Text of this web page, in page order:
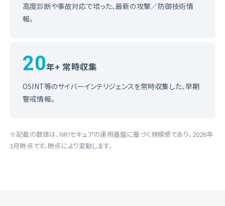
高度診断や事故対応で培った、最新の攻撃／防御技術情
報。
20年+ 常時収集
OSINT等のサイバーインテリジェンスを常時収集した、早期
警戒情報。
※記載の数値は、NRIセキュアの運用基盤に基づく規模感であり、2026年
3月時点です。時点により変動します。